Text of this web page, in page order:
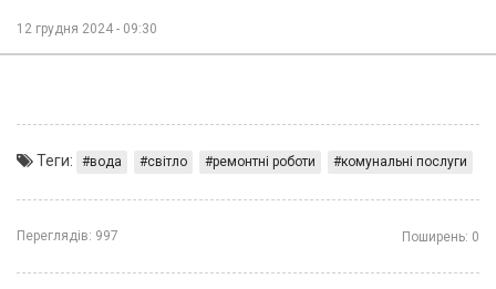
12 грудня 2024 - 09:30
Теги: вода світло ремонтні роботи комунальні послуги
Переглядів: 997 Поширень: 0